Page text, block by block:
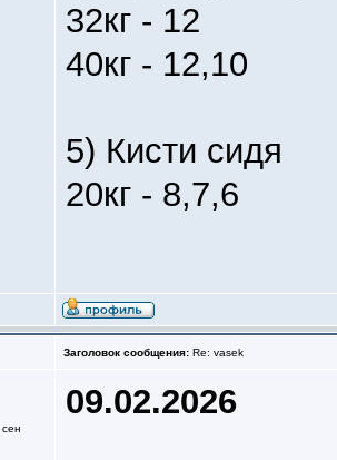
32кг - 12
40кг - 12,10
5) Кисти сидя
20кг - 8,7,6
Заголовок сообщения: Re: vasek
сен
09.02.2026